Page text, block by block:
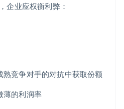
企业应权衡利弊：
熟竞争对手的对抗中获取份额
薄的利润率